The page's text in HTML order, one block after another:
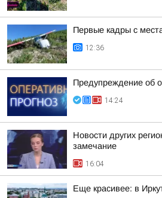
Первые кадры с
12:36
Предупреждение об
14:24
Новости других
замечание
16:04
Еще красивее: в